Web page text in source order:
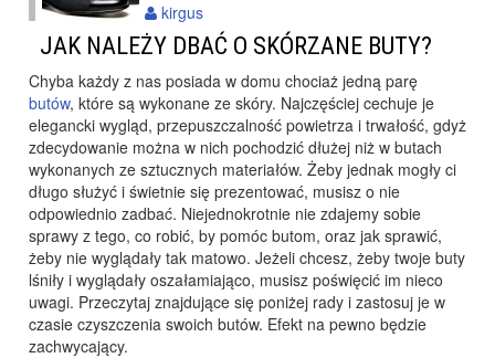
JAK NALEŻY DBAĆ O SKÓRZANE BUTY?
Chyba każdy z nas posiada w domu chociaż jedną parę
butów, które są wykonane ze skóry. Najczęściej cechuje je
elegancki wygląd, przepuszczalność powietrza i trwałość, gdyż
zdecydowanie można w nich pochodzić dłużej niż w butach
wykonanych ze sztucznych materiałów. Żeby jednak mogły ci
długo służyć i świetnie się prezentować, musisz o nie
odpowiednio zadbać. Niejednokrotnie nie zdajemy sobie
sprawy z tego, co robić, by pomóc butom, oraz jak sprawić,
żeby nie wyglądały tak matowo. Jeżeli chcesz, żeby twoje buty
lśniły i wyglądały oszałamiająco, musisz poświęcić im nieco
uwagi. Przeczytaj znajdujące się poniżej rady i zastosuj je w
czasie czyszczenia swoich butów. Efekt na pewno będzie
zachwycający.
kirgus